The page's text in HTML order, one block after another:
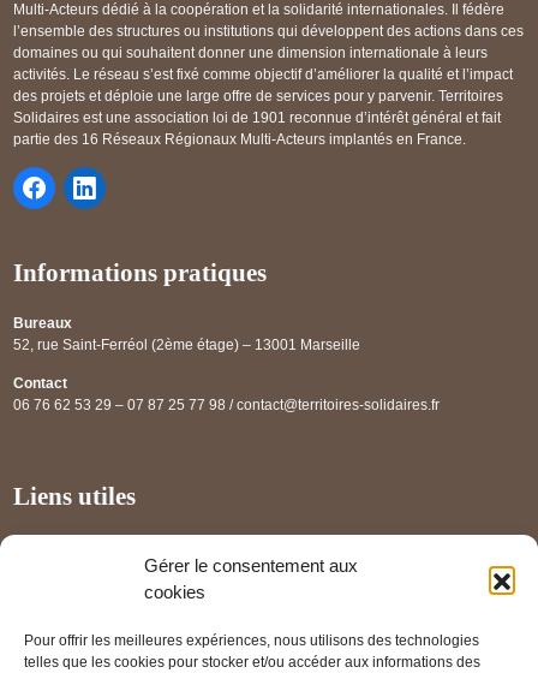
Gérer le consentement aux
cookies
Pour offrir les meilleures expériences, nous utilisons des technologies
telles que les cookies pour stocker et/ou accéder aux informations des
Multi-Acteurs dédié à la coopération et la solidarité internationales. Il fédère
l’ensemble des structures ou institutions qui développent des actions dans ces
domaines ou qui souhaitent donner une dimension internationale à leurs
activités. Le réseau s’est fixé comme objectif d’améliorer la qualité et l’impact
des projets et déploie une large offre de services pour y parvenir. Territoires
Solidaires est une association loi de 1901 reconnue d’intérêt général et fait
partie des 16 Réseaux Régionaux Multi-Acteurs implantés en France.
Informations pratiques
Bureaux
52, rue Saint-Ferréol (2ème étage) – 13001 Marseille
Contact
06 76 62 53 29 – 07 87 25 77 98 / contact@territoires-solidaires.fr
Liens utiles
Panorama des projets
Mentions légales